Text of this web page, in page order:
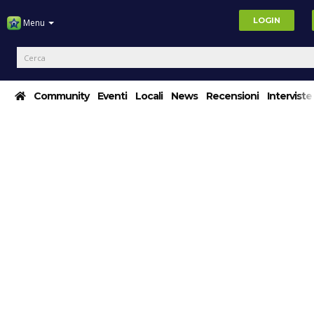
Menu LOGIN
Community Eventi Locali News Recensioni Interviste